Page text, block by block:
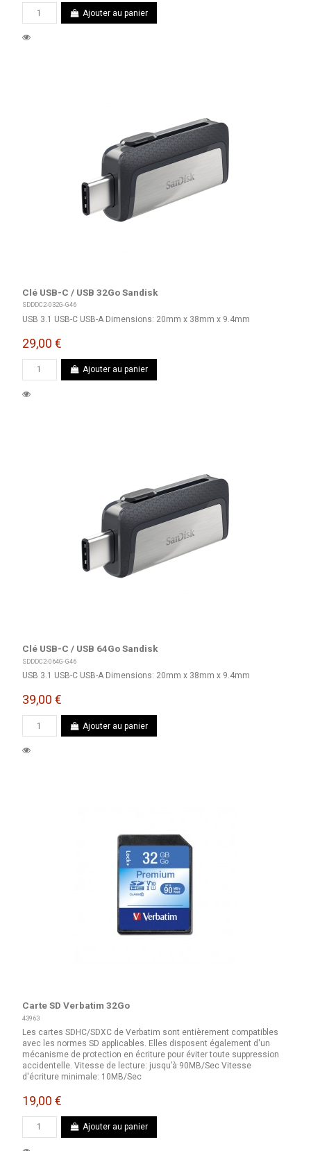
Ajouter au panier
Clé USB-C / USB 32Go Sandisk
SDDDC2-032G-G46
USB 3.1 USB-C USB-A Dimensions: 20mm x 38mm x 9.4mm
29,00 €
Ajouter au panier
Clé USB-C / USB 64Go Sandisk
SDDDC2-064G-G46
USB 3.1 USB-C USB-A Dimensions: 20mm x 38mm x 9.4mm
39,00 €
Ajouter au panier
Carte SD Verbatim 32Go
43963
Les cartes SDHC/SDXC de Verbatim sont entièrement compatibles
avec les normes SD applicables. Elles disposent également d'un
mécanisme de protection en écriture pour éviter toute suppression
accidentelle. Vitesse de lecture: jusqu’à 90MB/Sec Vitesse
d'écriture minimale: 10MB/Sec
19,00 €
Ajouter au panier